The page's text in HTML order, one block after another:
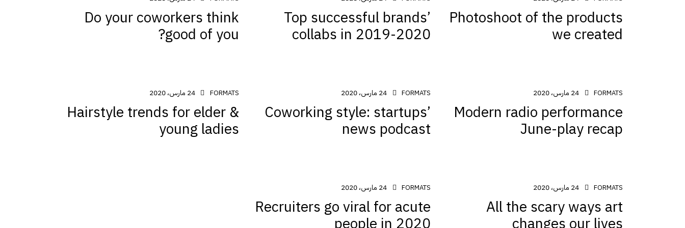
Photoshoot of the products
we created
Top successful brands’
collabs in 2019-2020
Do your coworkers think
good of you?
FORMATS 24 مارس، 2020
Modern radio performance
June-play recap
FORMATS 24 مارس، 2020
Coworking style: startups’
news podcast
FORMATS 24 مارس، 2020
Hairstyle trends for elder &
young ladies
FORMATS 24 مارس، 2020
All the scary ways art
FORMATS 24 مارس، 2020
Recruiters go viral for acute